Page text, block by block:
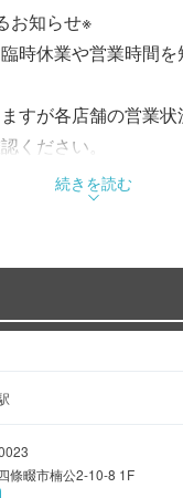
お知らせ※
時休業や営業時間
すが各店舗の営業
ください。
続きを読む
條畷市楠公2-10-8 1F